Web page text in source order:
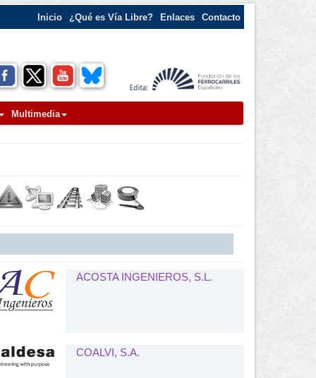
Inicio ¿Qué es Vía Libre? Enlaces Contacto
Multimedia
ACOSTA INGENIEROS, S.L.
COALVI, S.A.